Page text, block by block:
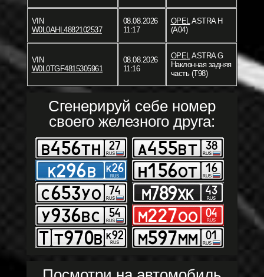
VIN
W0L0AHL4882102537
08.08.2026
11:17
OPELASTRA H
(A04)
VIN
W0L0TGF4815305961
08.08.2026
11:16
OPELASTRA G
Наклонная задняя
часть (T98)
Сгенерируй себе номер
своего железного друга: